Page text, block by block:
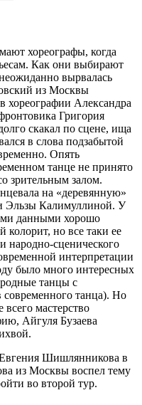
хореографы, когда
Как они выбирают
вырвалась
из Москвы
хореографии Александра
Григория
скакал по сцене, ища
в слова подзабытой
Опять
танце не принято
зрительным залом.
на «деревянную»
Эльзы Калимуллиной. У
данными хорошо
колорит, но все таки ее
народно-сценического
интерпретации
было много интересных
танцы с
танца). Но
мастерство
Айгуля Бузаева
Шишлянникова в
из Москвы воспел тему
во второй тур.